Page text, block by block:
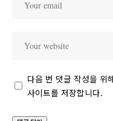
다음 번 댓글 작성을 위
사이트를 저장합니다.